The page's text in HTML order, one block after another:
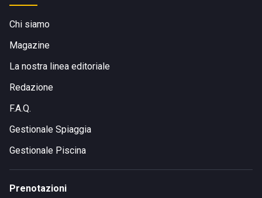
Chi siamo
Magazine
La nostra linea editoriale
Redazione
F.A.Q.
Gestionale Spiaggia
Gestionale Piscina
Prenotazioni